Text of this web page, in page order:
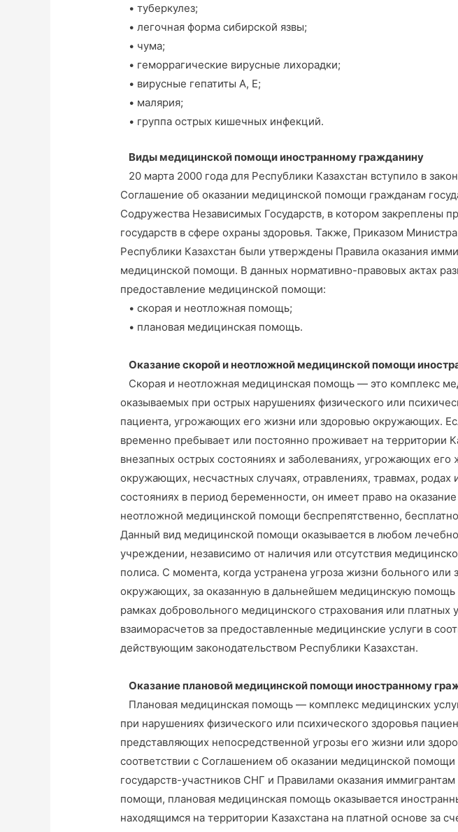
• туберкулез;
• легочная форма сибирской язвы;
• чума;
• геморрагические вирусные лихорадки;
• вирусные гепатиты А, Е;
• малярия;
• группа острых кишечных инфекций.
Виды медицинской помощи иностранному гражданину
20 марта 2000 года для Республики Казахстан вступило в
Соглашение об оказании медицинской помощи гражданам
Содружества Независимых Государств, в котором закреплены
государств в сфере охраны здоровья. Также, Приказом
Республики Казахстан были утверждены Правила оказания
медицинской помощи. В данных нормативно-правовых актах
предоставление медицинской помощи:
• скорая и неотложная помощь;
• плановая медицинская помощь.
Оказание скорой и неотложной медицинской помощи
Скорая и неотложная медицинская помощь — это комплекс
оказываемых при острых нарушениях физического или
пациента, угрожающих его жизни или здоровью окружающих.
временно пребывает или постоянно проживает на территории
внезапных острых состояниях и заболеваниях, угрожающих его
окружающих, несчастных случаях, отравлениях, травмах, родах
состояниях в период беременности, он имеет право на
неотложной медицинской помощи беспрепятственно,
Данный вид медицинской помощи оказывается в любом
учреждении, независимо от наличия или отсутствия
полиса. С момента, когда устранена угроза жизни больного или
окружающих, за оказанную в дальнейшем медицинскую помощь
рамках добровольного медицинского страхования или платных
взаиморасчетов за предоставленные медицинские услуги в
действующим законодательством Республики Казахстан.
Оказание плановой медицинской помощи иностранному
Плановая медицинская помощь — комплекс медицинских
при нарушениях физического или психического здоровья
представляющих непосредственной угрозы его жизни или
соответствии с Соглашением об оказании медицинской
государств-участников СНГ и Правилами оказания
помощи, плановая медицинская помощь оказывается
находящимся на территории Казахстана на платной основе за